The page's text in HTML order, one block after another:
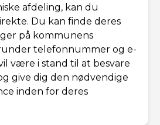
afdeling, kan du
Du kan finde deres
på kommunens
telefonnummer og e-
være i stand til at besvare
give dig den nødvendige
inden for deres